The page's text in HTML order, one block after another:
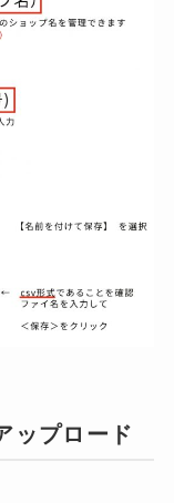
ップロード